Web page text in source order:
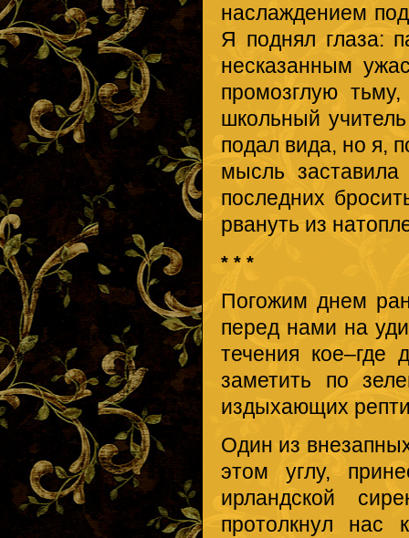
наслаждением
Я поднял глаза:
несказанным
промозглую
школьный
подал вида, но я,
мысль заставила
последних
рвануть из
* * *
Погожим днем
перед нами на
течения
заметить по
издыхающих
Один из
этом углу,
ирландской
протолкнул нас